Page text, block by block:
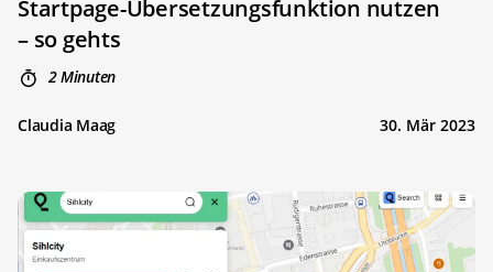
Startpage-Übersetzungsfunktion nutzen
– so gehts
2 Minuten
Claudia Maag 30. Mär 2023